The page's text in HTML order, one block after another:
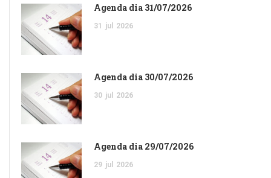
Agenda dia 31/07/2026
31 jul 2026
Agenda dia 30/07/2026
30 jul 2026
Agenda dia 29/07/2026
29 jul 2026